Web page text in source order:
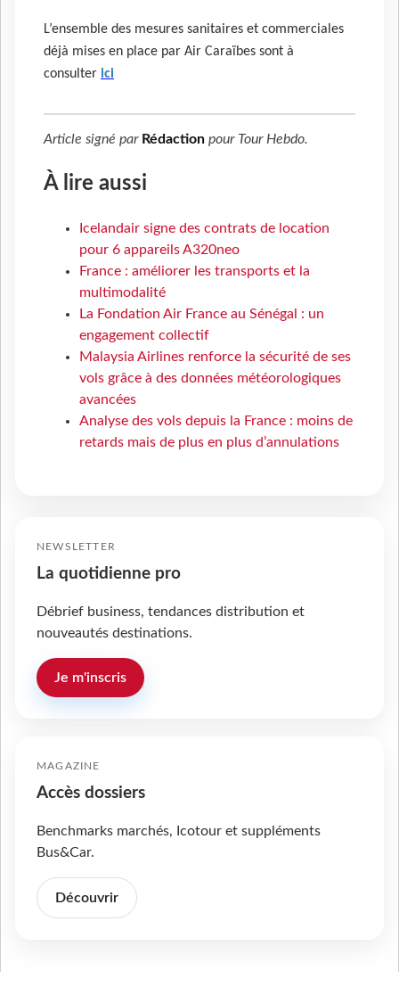
L’ensemble des mesures sanitaires et commerciales
déjà mises en place par Air Caraïbes sont à
consulter ici
Article signé par Rédaction pour Tour Hebdo.
À lire aussi
Icelandair signe des contrats de location
pour 6 appareils A320neo
France : améliorer les transports et la
multimodalité
La Fondation Air France au Sénégal : un
engagement collectif
Malaysia Airlines renforce la sécurité de ses
vols grâce à des données météorologiques
avancées
Analyse des vols depuis la France : moins de
retards mais de plus en plus d’annulations
NEWSLETTER
La quotidienne pro
Débrief business, tendances distribution et
nouveautés destinations.
Je m'inscris
MAGAZINE
Accès dossiers
Benchmarks marchés, Icotour et suppléments
Bus&Car.
Découvrir